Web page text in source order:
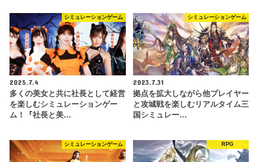
シミュレーションゲーム
2025.7.4
多くの美女と共に社長として経営
を楽しむシミュレーションゲー
ム！『社長と美…
シミュレーションゲーム
2023.7.31
拠点を拡大しながら他プレイヤー
と攻城戦を楽しむリアルタイム三
国シミュレー…
シミュレーションゲーム RPG